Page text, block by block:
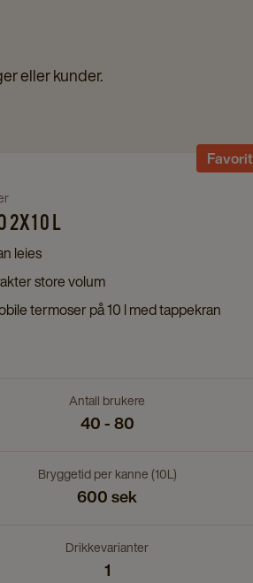
eller kunder.
Favorit
2x10
L
details
page
2X10 L
leies
store volum
termoser på 10 l med tappekran
Antall brukere
40 - 80
Bryggetid per kanne (10L)
600 sek
Drikkevarianter
1